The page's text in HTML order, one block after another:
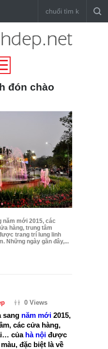
đón chào
năm mới 2015, các
hàng, trung tâm
trang trí lung linh
Những ngày gần đây,...
0 Views
sang năm mới 2015,
các cửa hàng,
của hà nội được
đặc biệt là về